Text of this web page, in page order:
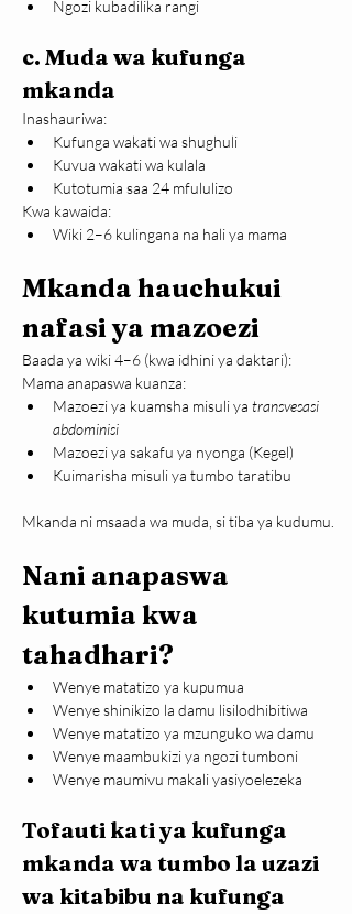
Ngozi kubadilika rangi
c. Muda wa kufunga
mkanda
Inashauriwa:
Kufunga wakati wa shughuli
Kuvua wakati wa kulala
Kutotumia saa 24 mfululizo
Kwa kawaida:
Wiki 2–6 kulingana na hali ya mama
Mkanda hauchukui
nafasi ya mazoezi
Baada ya wiki 4–6 (kwa idhini ya daktari):
Mama anapaswa kuanza:
Mazoezi ya kuamsha misuli ya transvesasi
abdominisi
Mazoezi ya sakafu ya nyonga (Kegel)
Kuimarisha misuli ya tumbo taratibu
Mkanda ni msaada wa muda, si tiba ya kudumu.
Nani anapaswa
kutumia kwa
tahadhari?
Wenye matatizo ya kupumua
Wenye shinikizo la damu lisilodhibitiwa
Wenye matatizo ya mzunguko wa damu
Wenye maambukizi ya ngozi tumboni
Wenye maumivu makali yasiyoelezeka
Tofauti kati ya kufunga
mkanda wa tumbo la uzazi
wa kitabibu na kufunga